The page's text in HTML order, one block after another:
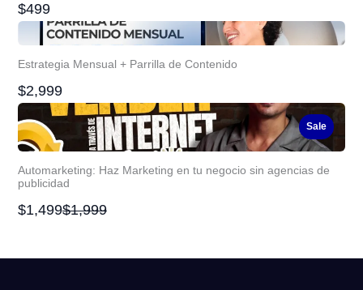
$499
Estrategia Mensual + Parrilla de Contenido
$2,999
Sale
Automarketing: Haz Marketing en tu negocio sin agencias de
publicidad
$1,499Compare
$1,999